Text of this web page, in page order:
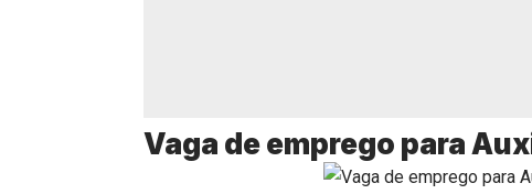
Vaga de emprego para